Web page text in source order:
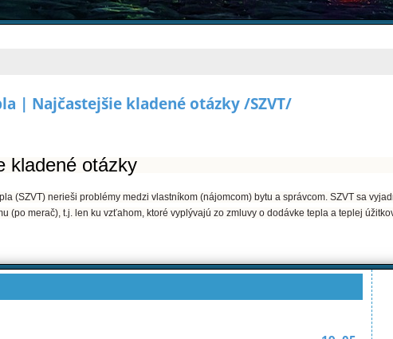
| Najčastejšie kladené otázky /SZVT/
kladené otázky
(SZVT) nerieši problémy medzi vlastníkom (nájomcom) bytu a správcom. SZVT sa
(po merač), t.j. len ku vzťahom, ktoré vyplývajú zo zmluvy o dodávke tepla a teplej